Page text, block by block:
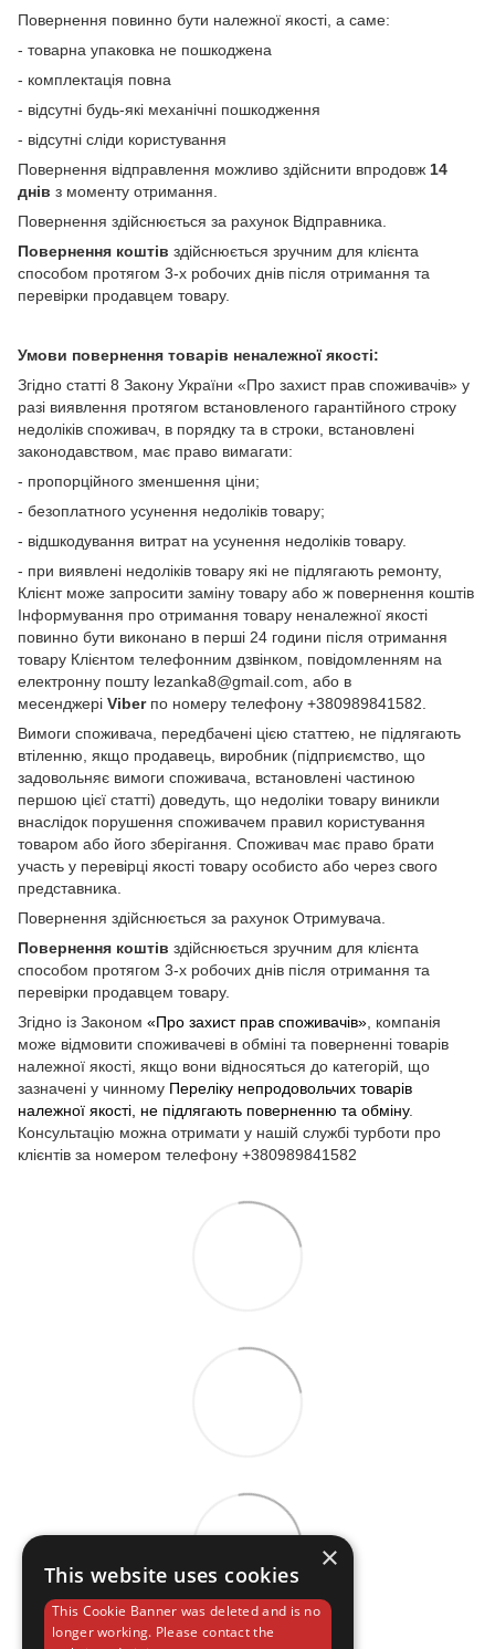
Повернення повинно бути належної якості, а саме:
- товарна упаковка не пошкоджена
- комплектація повна
- відсутні будь-які механічні пошкодження
- відсутні сліди користування
Повернення відправлення можливо здійснити впродовж 14
днів з моменту отримання.
Повернення здійснюється за рахунок Відправника.
Повернення коштів здійснюється зручним для клієнта
способом протягом 3-х робочих днів після отримання та
перевірки продавцем товару.
Умови повернення товарів неналежної якості:
Згідно статті 8 Закону України «Про захист прав споживачів» у
разі виявлення протягом встановленого гарантійного строку
недоліків споживач, в порядку та в строки, встановлені
законодавством, має право вимагати:
- пропорційного зменшення ціни;
- безоплатного усунення недоліків товару;
- відшкодування витрат на усунення недоліків товару.
- при виявлені недоліків товару які не підлягають ремонту,
Клієнт може запросити заміну товару або ж повернення коштів
Інформування про отримання товару неналежної якості
повинно бути виконано в перші 24 години після отримання
товару Клієнтом телефонним дзвінком, повідомленням на
електронну пошту lezanka8@gmail.com, або в
месенджері Viberпо номеру телефону +380989841582.
Вимоги споживача, передбачені цією статтею, не підлягають
втіленню, якщо продавець, виробник (підприємство, що
задовольняє вимоги споживача, встановлені частиною
першою цієї статті) доведуть, що недоліки товару виникли
внаслідок порушення споживачем правил користування
товаром або його зберігання. Споживач має право брати
участь у перевірці якості товару особисто або через свого
представника.
Повернення здійснюється за рахунок Отримувача.
Повернення коштів здійснюється зручним для клієнта
способом протягом 3-х робочих днів після отримання та
перевірки продавцем товару.
Згідно із Законом «Про захист прав споживачів» , компанія
може відмовити споживачеві в обміні та поверненні товарів
належної якості, якщо вони відносяться до категорій, що
зазначені у чинному Переліку непродовольчих товарів
належної якості, не підлягають поверненню та обміну.
Консультацію можна отримати у нашій службі турботи про
клієнтів за номером телефону +380989841582
×
This website uses cookies
This Cookie Banner was deleted and is no
longer working. Please contact the